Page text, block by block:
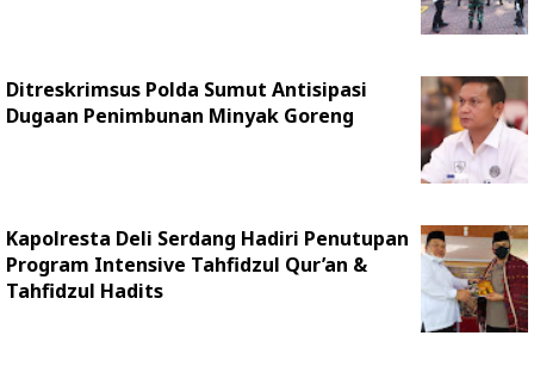
Ditreskrimsus Polda Sumut Antisipasi
Dugaan Penimbunan Minyak Goreng
Kapolresta Deli Serdang Hadiri Penutupan
Program Intensive Tahfidzul Qur’an &
Tahfidzul Hadits